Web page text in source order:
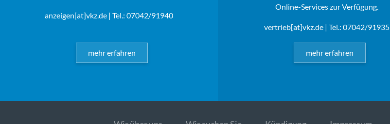
anzeigen[at]vkz.de| Tel.: 07042/91940
mehr erfahren
Online-Services zur Verfügung.
vertrieb[at]vkz.de| Tel.: 07042/91935
mehr erfahren